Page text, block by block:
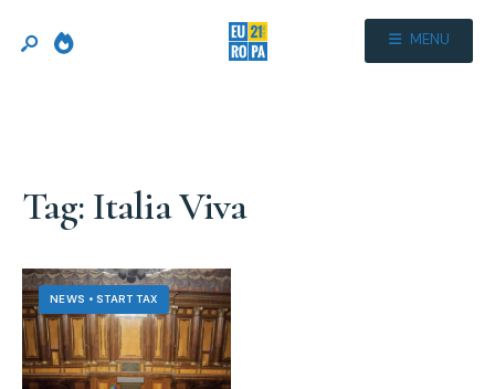
MENU
Tag: Italia Viva
NEWS • START TAX